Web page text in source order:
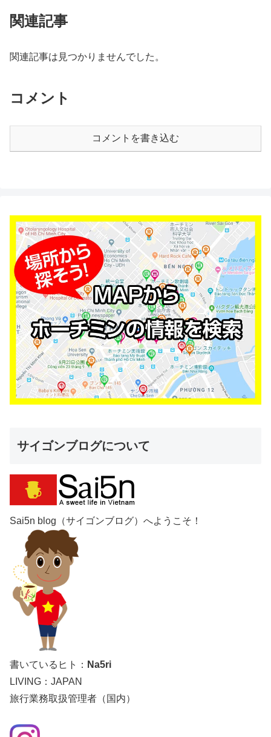
関連記事
関連記事は見つかりませんでした。
コメント
コメントを書き込む
サイゴンブログについて
Sai5n blog（サイゴンブログ）へようこそ！
書いているヒト： Na5ri
LIVING：JAPAN
旅行業務取扱管理者（国内）